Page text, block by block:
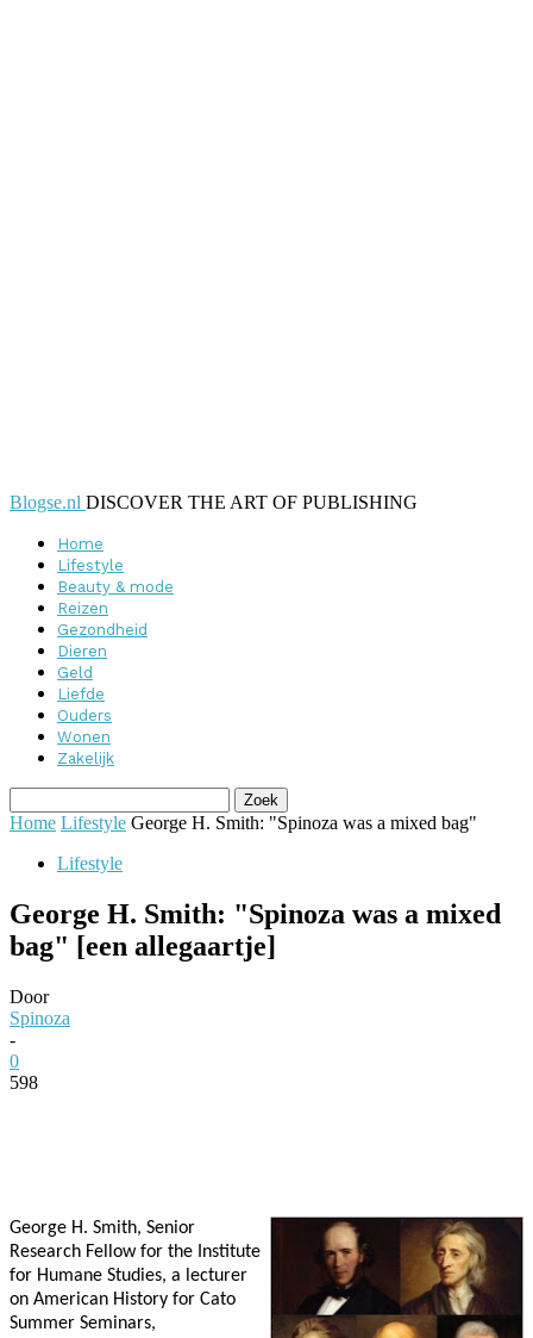
Blogse.nl DISCOVER THE ART OF PUBLISHING
Home
Lifestyle
Beauty & mode
Reizen
Gezondheid
Dieren
Geld
Liefde
Ouders
Wonen
Zakelijk
Home Lifestyle George H. Smith: "Spinoza was a mixed bag"
Lifestyle
George H. Smith: "Spinoza was a mixed
bag" [een allegaartje]
Door
Spinoza
-
0
598
George H. Smith, Senior
Research Fellow for the Institute
for Humane Studies, a lecturer
on American History for Cato
Summer Seminars,